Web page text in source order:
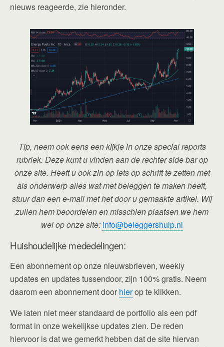
nieuws reageerde, zie hieronder.
Tip, neem ook eens een kijkje in onze special reports
rubriek. Deze kunt u vinden aan de rechter side bar op
onze site. Heeft u ook zin op iets op schrift te zetten met
als onderwerp alles wat met beleggen te maken heeft,
stuur dan een e-mail met het door u gemaakte artikel. Wij
zullen hem beoordelen en misschien plaatsen we hem
wel op onze site: info@beleggershulp.nl
Huishoudelijke mededelingen:
Een abonnement op onze nieuwsbrieven, weekly
updates en updates tussendoor, zijn 100% gratis. Neem
daarom een abonnement door hierop te klikken.
We laten niet meer standaard de portfolio als een pdf
format in onze wekelijkse updates zien. De reden
hiervoor is dat we gemerkt hebben dat de site hiervan